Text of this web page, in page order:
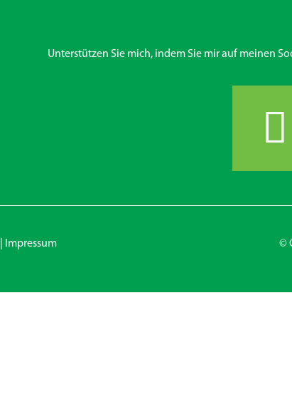
Unterstützen Sie mich, indem Sie mir auf meinen
Impressum ©